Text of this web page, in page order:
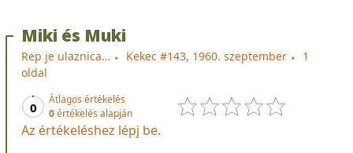
Miki és Muki
Rep je ulaznica… Kekec #143, 1960. szeptember
1
oldal
0
Átlagos értékelés
0értékelés alapján
Az értékeléshez lépj be.